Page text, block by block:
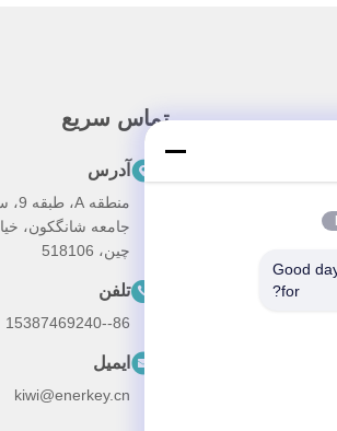
تماس سریع
آدرس
جامعه شانگکون،
چین، 518106
تلفن
86--15387469240
ایمیل
kiwi@enerkey.cn
Good
for?